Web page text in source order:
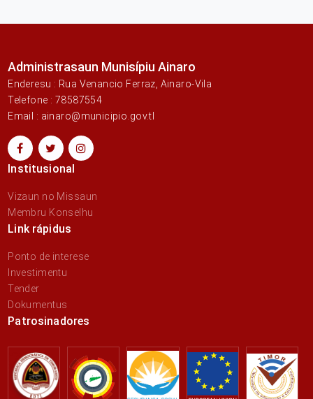
Administrasaun Munisípiu Ainaro
Enderesu : Rua Venancio Ferraz, Ainaro-Vila
Telefone : 78587554
Email : ainaro@municipio.gov.tl
Institusional
Vizaun no Missaun
Membru Konselhu
Link rápidus
Ponto de interese
Investimentu
Tender
Dokumentus
Patrosinadores